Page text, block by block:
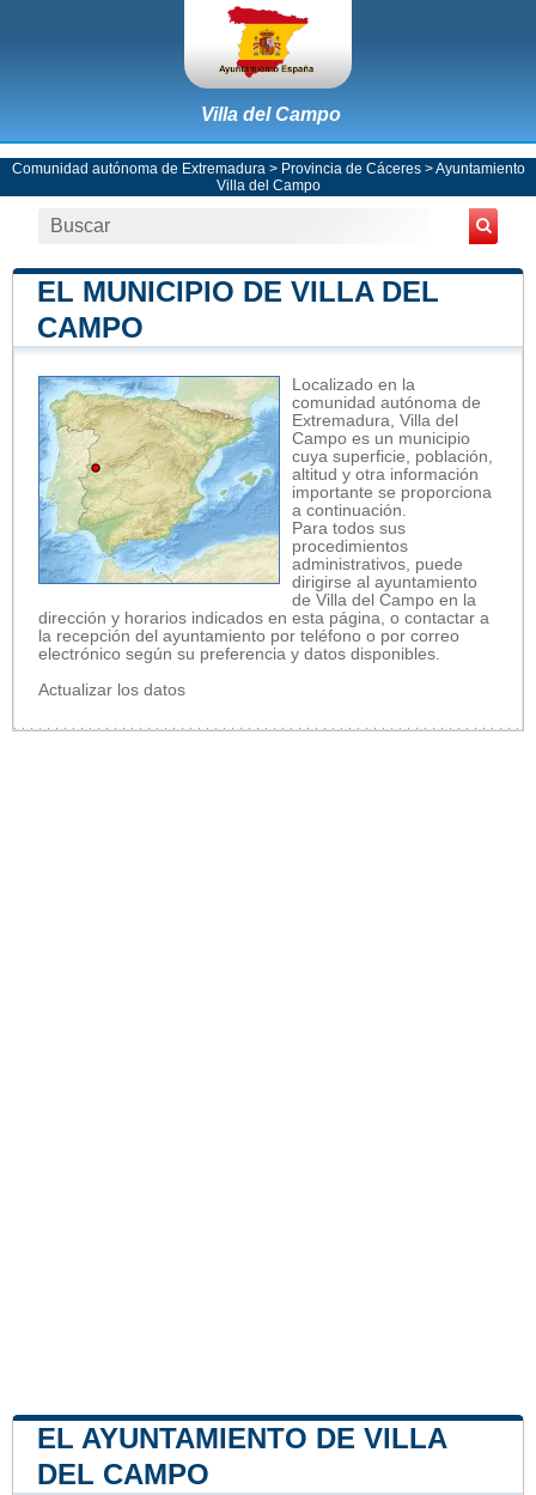
Villa del Campo
Comunidad autónoma de Extremadura > Provincia de Cáceres>Ayuntamiento
Villa del Campo
EL MUNICIPIO DE VILLA DEL
CAMPO
Localizado en la
comunidad autónoma de
Extremadura, Villa del
Campo es un municipio
cuya superficie, población,
altitud y otra información
importante se proporciona
a continuación.
Para todos sus
procedimientos
administrativos, puede
dirigirse al ayuntamiento
de Villa del Campo en la
dirección y horarios indicados en esta página, o contactar a
la recepción del ayuntamiento por teléfono o por correo
electrónico según su preferencia y datos disponibles.
Actualizar los datos
EL AYUNTAMIENTO DE VILLA
DEL CAMPO